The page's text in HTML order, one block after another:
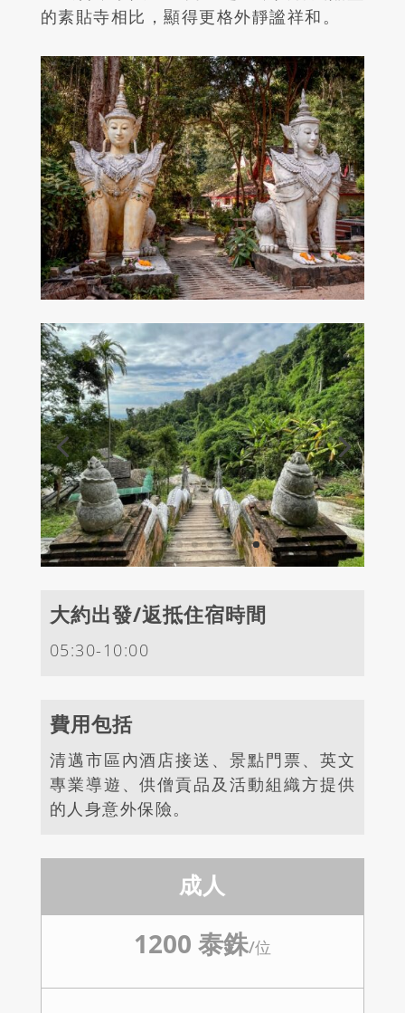
的素貼寺相比，顯得更格外靜謐祥和。
大約出發/返抵住宿時間
05:30-10:00
費用包括
清邁市區內酒店接送、景點門票、英文
專業導遊、供僧貢品及活動組織方提供
的人身意外保險。
成人
1200 泰銖/位